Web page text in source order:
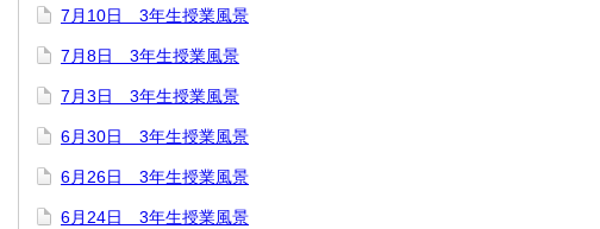
7月10日 3年生授業風景
7月8日 3年生授業風景
7月3日 3年生授業風景
6月30日 3年生授業風景
6月26日 3年生授業風景
6月24日 3年生授業風景